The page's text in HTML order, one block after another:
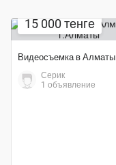
15 000 тенге
Видеосъемка в Алматы
Серик
1 объявление